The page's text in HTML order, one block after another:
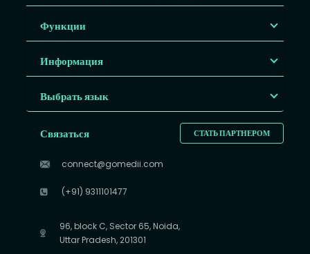
Функции
Информация
Выбрать язык
СТАТЬ ПАРТНЕРОМ
Связаться
connect@gomedii.com
(+91) 9311101477
96, block C, Sector 65, Noida,
Uttar Pradesh, 201301